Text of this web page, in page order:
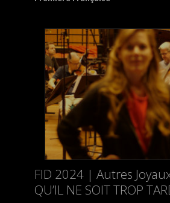
FID 2024 | Autres
QU’IL NE SOIT TROP